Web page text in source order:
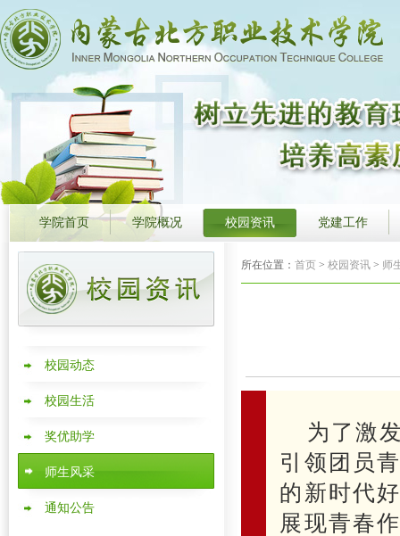
学院首页 学院概况 校园资讯 党建工作
校园动态
校园生活
奖优助学
师生风采
通知公告
所在位置： 首页 > 校园资讯 > 师
为了激
引领团员
的新时代
展现青春